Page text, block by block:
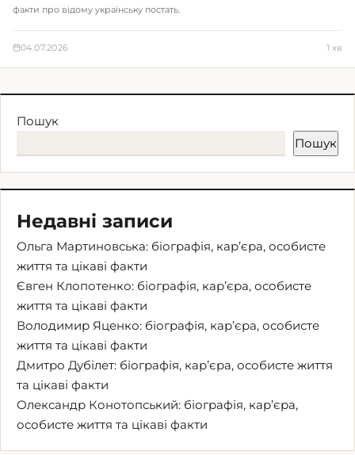
факти про відому українську постать.
04.07.2026 1 хв
Пошук
Пошук
Недавні записи
Ольга Мартиновська: біографія, кар’єра, особисте
життя та цікаві факти
Євген Клопотенко: біографія, кар’єра, особисте
життя та цікаві факти
Володимир Яценко: біографія, кар’єра, особисте
життя та цікаві факти
Дмитро Дубілет: біографія, кар’єра, особисте життя
та цікаві факти
Олександр Конотопський: біографія, кар’єра,
особисте життя та цікаві факти